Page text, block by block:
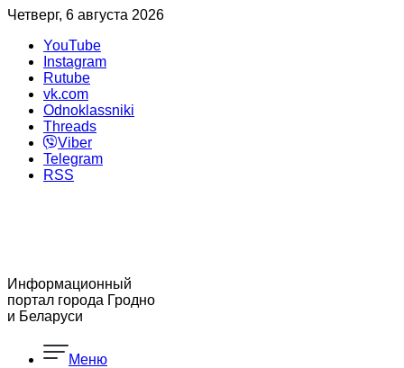
Четверг, 6 августа 2026
YouTube
Instagram
Rutube
vk.com
Odnoklassniki
Threads
Viber
Telegram
RSS
Информационный
портал города Гродно
и Беларуси
Меню